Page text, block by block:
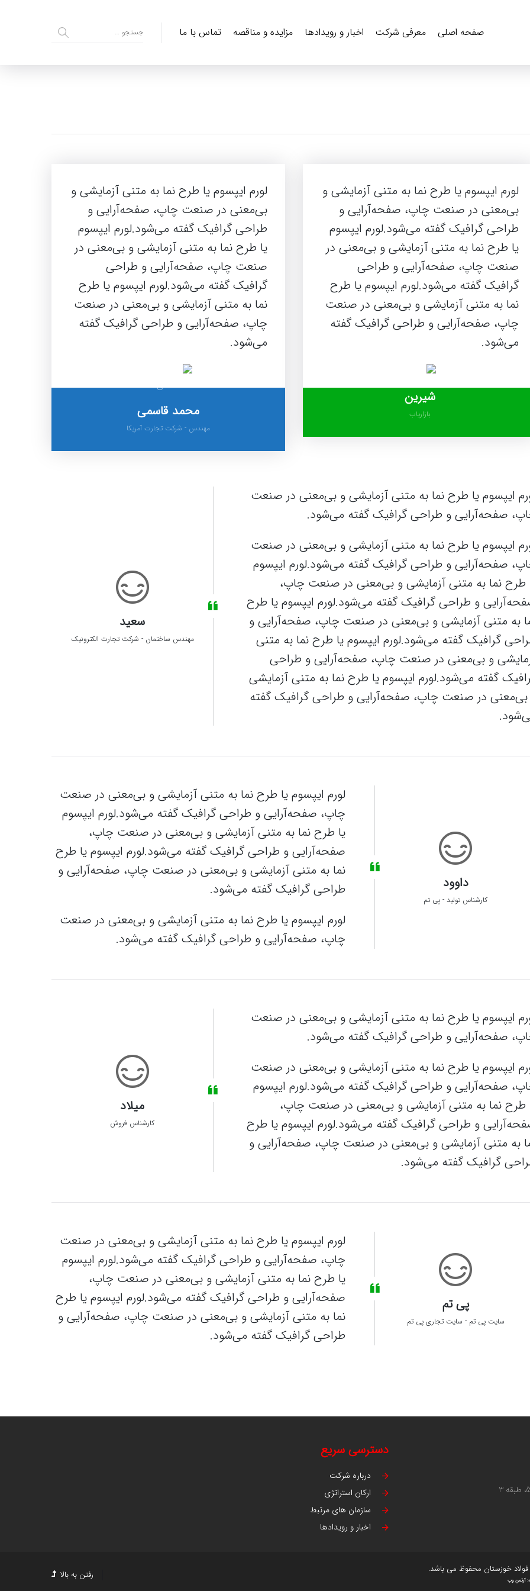
صفحه اصلی معرفی شرکت اخبار و رویدادها مزایده و مناقصه تماس با ما
لورم ایپسوم یا طرح‌ نما به متنی آزمایشی و
بی‌معنی در صنعت چاپ، صفحه‌آرایی و
طراحی گرافیک گفته می‌شود.لورم ایپسوم
یا طرح‌ نما به متنی آزمایشی و بی‌معنی در
صنعت چاپ، صفحه‌آرایی و طراحی
گرافیک گفته می‌شود.لورم ایپسوم یا طرح‌
نما به متنی آزمایشی و بی‌معنی در صنعت
چاپ، صفحه‌آرایی و طراحی گرافیک گفته
می‌شود.
محمد قاسمی
مهندس - شرکت تجارت آمریکا
لورم ایپسوم یا طرح‌ نما به متنی آزمایشی و
بی‌معنی در صنعت چاپ، صفحه‌آرایی و
طراحی گرافیک گفته می‌شود.لورم ایپسوم
یا طرح‌ نما به متنی آزمایشی و بی‌معنی در
صنعت چاپ، صفحه‌آرایی و طراحی
گرافیک گفته می‌شود.لورم ایپسوم یا طرح‌
نما به متنی آزمایشی و بی‌معنی در صنعت
چاپ، صفحه‌آرایی و طراحی گرافیک گفته
می‌شود.
شیرین
بازاریاب
ایپسوم یا طرح‌ نما به متنی آزمایشی و بی‌معنی در صنعت
صفحه‌آرایی و طراحی گرافیک گفته می‌شود.
ایپسوم یا طرح‌ نما به متنی آزمایشی و بی‌معنی در صنعت
صفحه‌آرایی و طراحی گرافیک گفته می‌شود.لورم ایپسوم
طرح‌ نما به متنی آزمایشی و بی‌معنی در صنعت چاپ،
و طراحی گرافیک گفته می‌شود.لورم ایپسوم یا طرح‌
به متنی آزمایشی و بی‌معنی در صنعت چاپ، صفحه‌آرایی و
گرافیک گفته می‌شود.لورم ایپسوم یا طرح‌ نما به متنی
و بی‌معنی در صنعت چاپ، صفحه‌آرایی و طراحی
گفته می‌شود.لورم ایپسوم یا طرح‌ نما به متنی آزمایشی
در صنعت چاپ، صفحه‌آرایی و طراحی گرافیک گفته
سعید
مهندس ساختمان - شرکت تجارت الکترونیک
لورم ایپسوم یا طرح‌ نما به متنی آزمایشی و بی‌معنی در صنعت
چاپ، صفحه‌آرایی و طراحی گرافیک گفته می‌شود.لورم ایپسوم
یا طرح‌ نما به متنی آزمایشی و بی‌معنی در صنعت چاپ،
صفحه‌آرایی و طراحی گرافیک گفته می‌شود.لورم ایپسوم یا طرح‌
نما به متنی آزمایشی و بی‌معنی در صنعت چاپ، صفحه‌آرایی و
طراحی گرافیک گفته می‌شود.
لورم ایپسوم یا طرح‌ نما به متنی آزمایشی و بی‌معنی در صنعت
چاپ، صفحه‌آرایی و طراحی گرافیک گفته می‌شود.
داوود
کارشناس تولید - پی تم
ایپسوم یا طرح‌ نما به متنی آزمایشی و بی‌معنی در صنعت
صفحه‌آرایی و طراحی گرافیک گفته می‌شود.
ایپسوم یا طرح‌ نما به متنی آزمایشی و بی‌معنی در صنعت
صفحه‌آرایی و طراحی گرافیک گفته می‌شود.لورم ایپسوم
طرح‌ نما به متنی آزمایشی و بی‌معنی در صنعت چاپ،
و طراحی گرافیک گفته می‌شود.لورم ایپسوم یا طرح‌
به متنی آزمایشی و بی‌معنی در صنعت چاپ، صفحه‌آرایی و
گرافیک گفته می‌شود.
میلاد
کارشناس فروش
لورم ایپسوم یا طرح‌ نما به متنی آزمایشی و بی‌معنی در صنعت
چاپ، صفحه‌آرایی و طراحی گرافیک گفته می‌شود.لورم ایپسوم
یا طرح‌ نما به متنی آزمایشی و بی‌معنی در صنعت چاپ،
صفحه‌آرایی و طراحی گرافیک گفته می‌شود.لورم ایپسوم یا طرح‌
نما به متنی آزمایشی و بی‌معنی در صنعت چاپ، صفحه‌آرایی و
طراحی گرافیک گفته می‌شود.
پی تم
سایت پی تم - سایت تجاری پی تم
دسترسی سریع
درباره شرکت
ارکان استراتژی
سازمان های مرتبط
اخبار و رویدادها
خوزستان محفوظ می باشد.
آرتمن وب رفتن به بالا